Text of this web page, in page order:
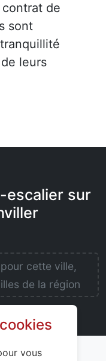
de
sont
leurs
escalier sur
cette ville,
de la région
vous